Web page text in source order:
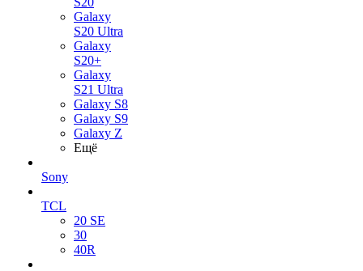
Galaxy
S20 Ultra
Galaxy
S20+
Galaxy
S21 Ultra
Galaxy S8
Galaxy S9
Galaxy Z
Ещё
Sony
TCL
20 SE
30
40R